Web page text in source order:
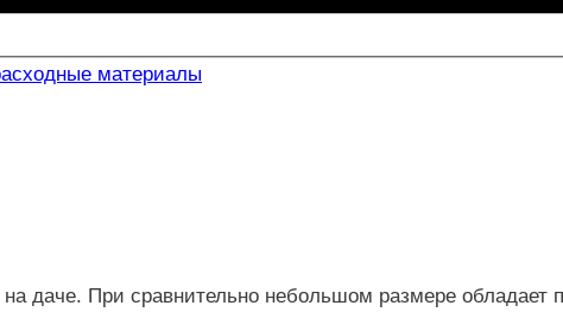
материалы
даче. При сравнительно небольшом размере обладает